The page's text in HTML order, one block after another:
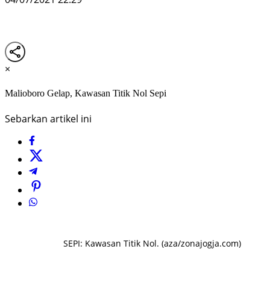
×
Malioboro Gelap, Kawasan Titik Nol Sepi
Sebarkan artikel ini
SEPI: Kawasan Titik Nol. (aza/zonajogja.com)